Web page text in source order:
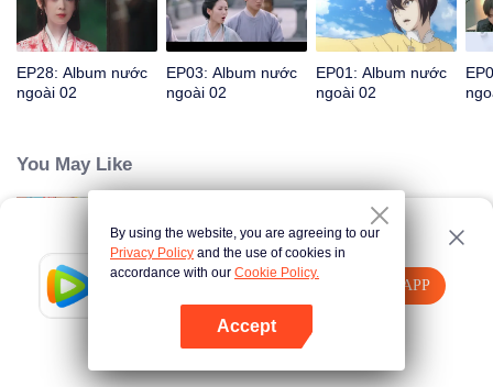
Tencent Video
Mở APP
Nhấn vào đây
EP28: Album nước
ngoài 02
EP03: Album nước
ngoài 02
EP01: Album nước
ngoài 02
You May Like
Khi GenZ Làm Mẹ
Harus Kawin
By using the website, you are agreeing to our
Privacy Policy and the use of cookies in
accordance with our Cookie Policy.
Accept